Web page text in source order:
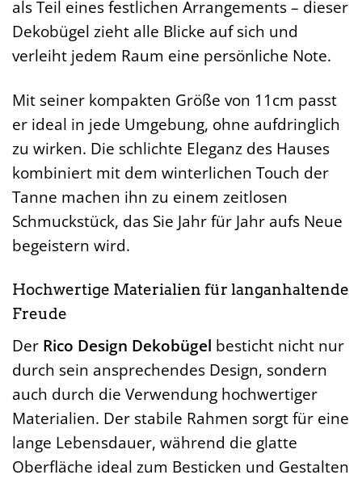
als Teil eines festlichen Arrangements – dieser
Dekobügel zieht alle Blicke auf sich und
verleiht jedem Raum eine persönliche Note.
Mit seiner kompakten Größe von 11cm passt
er ideal in jede Umgebung, ohne aufdringlich
zu wirken. Die schlichte Eleganz des Hauses
kombiniert mit dem winterlichen Touch der
Tanne machen ihn zu einem zeitlosen
Schmuckstück, das Sie Jahr für Jahr aufs Neue
begeistern wird.
Hochwertige Materialien für langanhaltende
Freude
Der Rico Design Dekobügel besticht nicht nur
durch sein ansprechendes Design, sondern
auch durch die Verwendung hochwertiger
Materialien. Der stabile Rahmen sorgt für eine
lange Lebensdauer, während die glatte
Oberfläche ideal zum Besticken und Gestalten